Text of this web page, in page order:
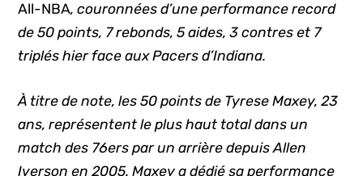
All-NBA, couronnées d’une performance record
de 50 points, 7 rebonds, 5 aides, 3 contres et 7
triplés hier face aux Pacers d’Indiana.
À titre de note, les 50 points de Tyrese Maxey, 23
ans, représentent le plus haut total dans un
match des 76ers par un arrière depuis Allen
Iverson en 2005. Maxey a dédié sa performance